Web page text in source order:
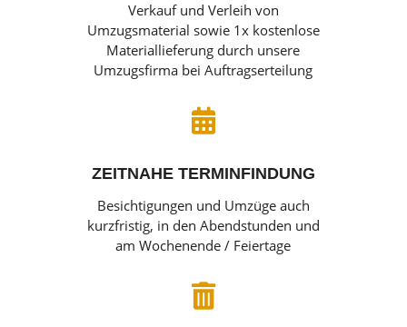
Verkauf und Verleih von
Umzugsmaterial sowie 1x kostenlose
Materiallieferung durch unsere
Umzugsfirma bei Auftragserteilung

ZEITNAHE TERMINFINDUNG
Besichtigungen und Umzüge auch
kurzfristig, in den Abendstunden und
am Wochenende / Feiertage
